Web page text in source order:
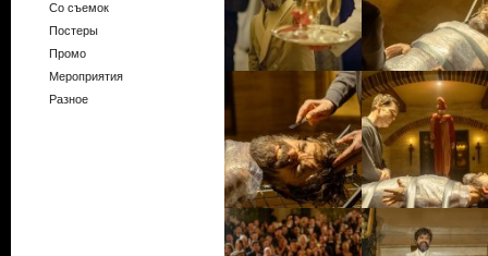
Со съемок
Постеры
Промо
Мероприятия
Разное